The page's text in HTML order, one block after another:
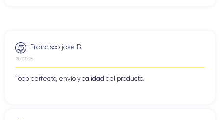
Francisco jose B.
21/07/26
Todo perfecto, envío y calidad del producto.